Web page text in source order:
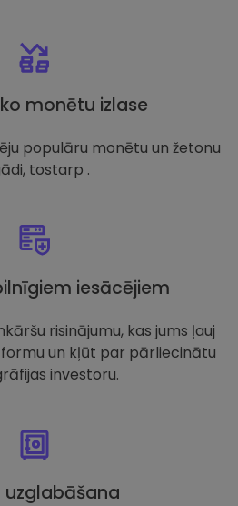
monētu izlase
populāru monētu un žetonu
tostarp .
iesācējiem
risinājumu, kas jums ļauj
un kļūt par pārliecinātu
investoru.
uzglabāšana